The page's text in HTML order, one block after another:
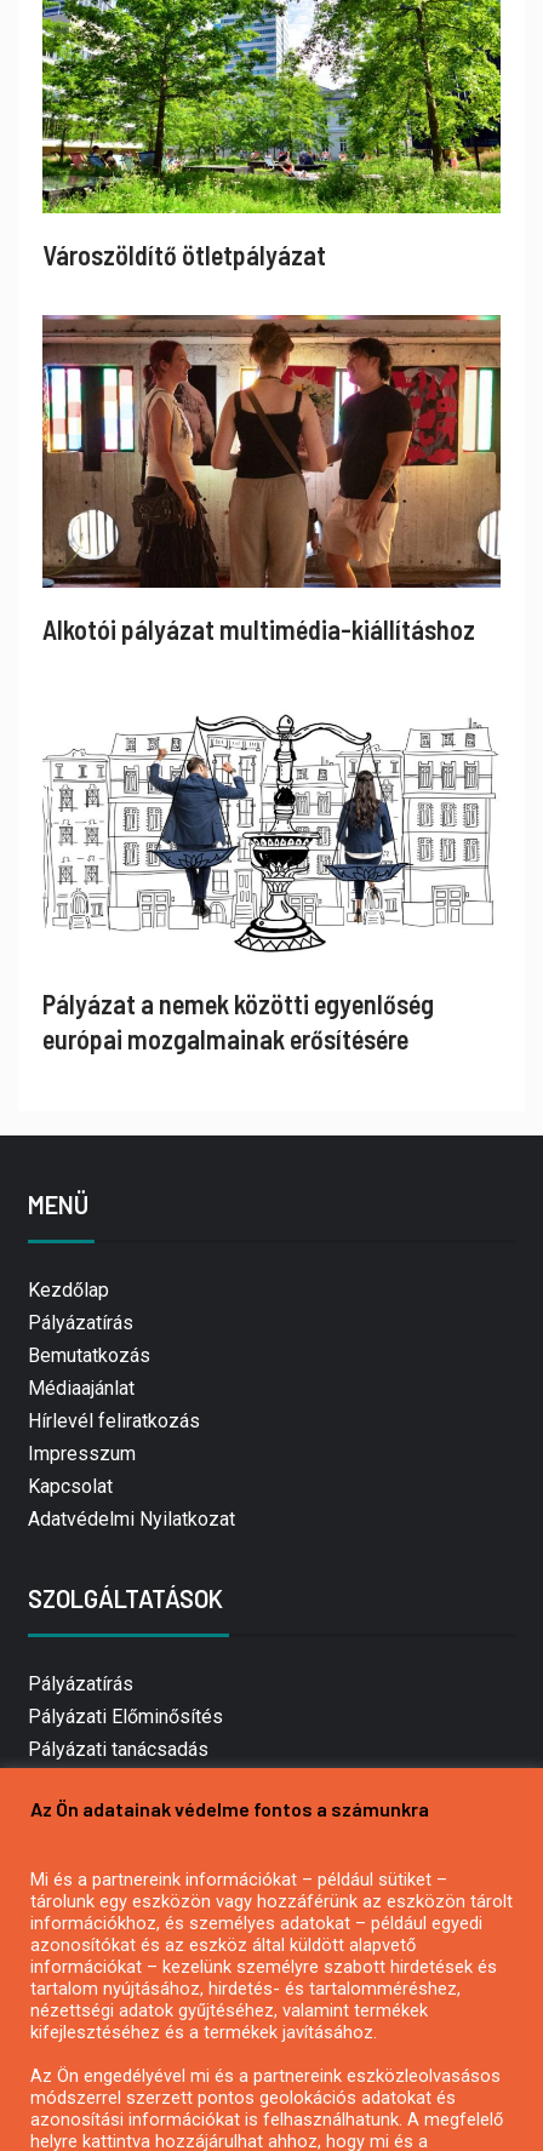
Városzöldítő ötletpályázat
Alkotói pályázat multimédia-kiállításhoz
Pályázat a nemek közötti egyenlőség
európai mozgalmainak erősítésére
MENÜ
Kezdőlap
Pályázatírás
Bemutatkozás
Médiaajánlat
Hírlevél feliratkozás
Impresszum
Kapcsolat
Adatvédelmi Nyilatkozat
SZOLGÁLTATÁSOK
Pályázatírás
Pályázati Előminősítés
Pályázati tanácsadás
Mezőgazdasági pályázatírás
Pályázatírás civil szervezeteknek
Pályázatírás önkormányzatoknak
Pályázatfigyelés
Specifikus pályázatfigyelés vagy hírlevél
Pályázatok magánszemélyeknek
Az Ön adatainak védelme fontos a számunkra
Mi és a partnereink információkat – például sütiket –
tárolunk egy eszközön vagy hozzáférünk az eszközön tárolt
információkhoz, és személyes adatokat – például egyedi
azonosítókat és az eszköz által küldött alapvető
információkat – kezelünk személyre szabott hirdetések és
tartalom nyújtásához, hirdetés- és tartalomméréshez,
nézettségi adatok gyűjtéséhez, valamint termékek
kifejlesztéséhez és a termékek javításához.
Az Ön engedélyével mi és a partnereink eszközleolvasásos
módszerrel szerzett pontos geolokációs adatokat és
azonosítási információkat is felhasználhatunk. A megfelelő
helyre kattintva hozzájárulhat ahhoz, hogy mi és a